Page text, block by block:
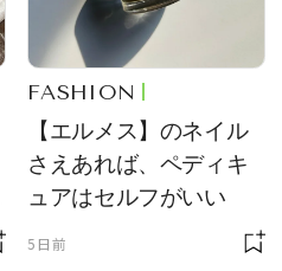
FASHION
【エルメス】のネイル
さえあれば、ペディキ
ュアはセルフがいい
5日前